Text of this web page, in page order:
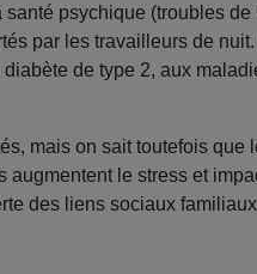
psychique (troubles de
par les travailleurs de nuit.
de type 2, aux
mais on sait toutefois que
le stress et
des liens sociaux